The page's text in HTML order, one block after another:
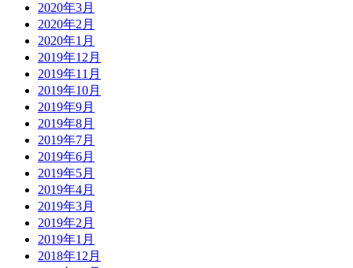
2020年3月
2020年2月
2020年1月
2019年12月
2019年11月
2019年10月
2019年9月
2019年8月
2019年7月
2019年6月
2019年5月
2019年4月
2019年3月
2019年2月
2019年1月
2018年12月